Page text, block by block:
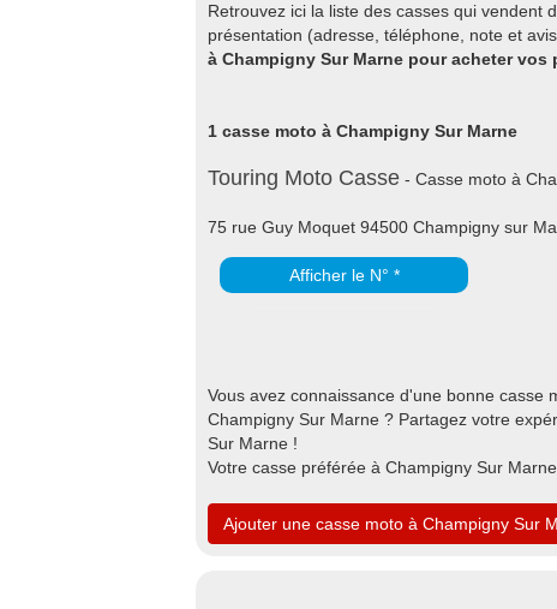
Retrouvez ici la liste des casses qui vendent
présentation (adresse, téléphone, note et
à Champigny Sur Marne pour acheter
1 casse moto à Champigny Sur Marne
Touring Moto Casse - Casse moto à
75 rue Guy Moquet 94500 Champigny sur
Afficher le N° *
Vous avez connaissance d'une bonne casse
Champigny Sur Marne ? Partagez votre
Sur Marne !
Votre casse préférée à Champigny Sur
Ajouter une casse moto à Champigny Sur